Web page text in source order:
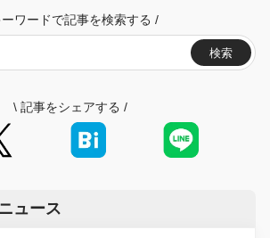
ーワードで記事を検索する /
検索
\ 記事をシェアする /
ュース